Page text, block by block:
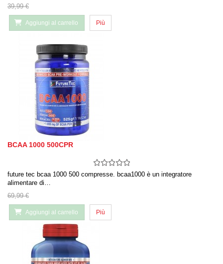
39,99 €
Aggiungi al carrello Più
BCAA 1000 500CPR
future tec bcaa 1000 500 compresse. bcaa1000 è un integratore
alimentare di…
69,99 €
Aggiungi al carrello Più